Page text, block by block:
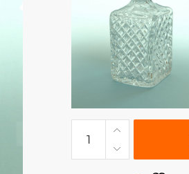
Kristalkaraf